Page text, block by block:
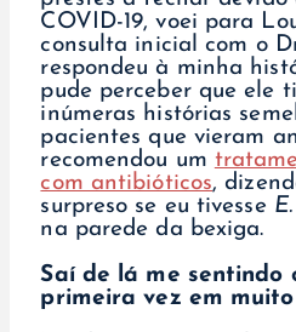
COVID-19, voei para
consulta inicial com o
respondeu à minha
pude perceber que ele
inúmeras histórias
pacientes que vieram
recomendou um
com antibióticos,
surpreso se eu tivesse
na parede da bexiga.
Saí de lá me sentindo
primeira vez em